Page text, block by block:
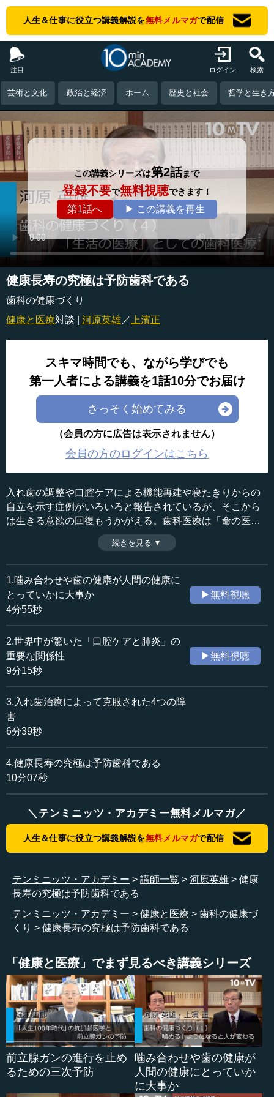
人生＆仕事に役立つ講義解説を無料メルマガで配信
注目 ログイン 検索
芸術と文化 政治と経済 ホーム 歴史と社会 哲学と生き
この講義シリーズは第2話まで
登録不要で無料視聴できます！
第1話へ ▶ この講義を再生
健康長寿の究極は予防歯科である
歯科の健康づくり
健康と医療対談 | 河原英雄 ／ 上濱正
スキマ時間でも、ながら学びでも
第一人者による講義を1話10分でお届け
さっそく始めてみる
（会員の方に広告は表示されません）
会員の方のログインはこちら
入れ歯の調整や口腔ケアによる機能再建や寝たきりからの
自立を示す症例がいろいろと報告されているが、そこから
は生きる意欲の回復もうかがえる。歯科医療は「命の医
療」ではないというが、介護環境や医療費にも関わる「生
活の医療」といえるだろう。（全4話中第4話）
※音声による補足解説：上濱正（日本顎咬合学会 元理事
長）
収録日：2019年11月14日
追加日：2020年6月15日
カテゴリー：
医療・健康
≪全文≫
●短時間の入れ歯調整で、リンゴを食べられるように
河原 今回紹介するのは、介護施設でほとんど寝たきりで
視覚障害があり、斜頸で車椅子を使用していました。たま
たま入れ歯を持っていたので、その入れ歯を調整し、1時間
半ほど待っていただきました。
その後、リンゴを食べさせてみました。完全に斜頸にな
っている方だったのですが、噛む筋肉を使うにつれて、首
の角度が変わっていきました。この患者さんだけでなく、
若い先生からも、こうした症例がたくさん報告されていま
す。噛ませるようになってから、首が元気になった、目が
元気になった、歩き出した、といった症例です。立ち上が
った、寝たきりから起き上がった、というものもありま
元気にする取り組みを頑張ってやっています。リンゴをそ
のまま丸かじりしてもらおうとしましたが、それは無理で
噛もうとすることによって、完全に変わっていきました。
ったりしました。2ヶ月後には、何も薬を飲ませずに、ただ
噛ませただけで、非常に元気になりました。
●物を食べる意欲の向上が見られる
――（上濱） リンゴを食べるシーンについて解説したい
と思います。ここでは、意欲が向上しています。自分でリ
ンゴを持って、あるいは食べさせることによって、食べる
ことができるようになりました。噛めなかったリンゴが噛
続きを見る ▼
1.噛み合わせや歯の健康が人間の健康に
とっていかに大事か
4分55秒
▶無料視聴
2.世界中が驚いた「口腔ケアと肺炎」の
重要な関係性
9分15秒
▶無料視聴
3.入れ歯治療によって克服された4つの障
害
6分39秒
4.健康長寿の究極は予防歯科である
10分07秒
＼テンミニッツ・アカデミー無料メルマガ／
人生＆仕事に役立つ講義解説を無料メルマガで配信
テンミニッツ・アカデミー 講師一覧 河原英雄
健康
長寿の究極は予防歯科である
テンミニッツ・アカデミー
健康と医療
歯科の健康づ
くり
健康長寿の究極は予防歯科である
「健康と医療」でまず見るべき講義シリーズ
前立腺ガンの進行を止め
るための三次予防
噛み合わせや歯の健康が
人間の健康にとっていか
に大事か